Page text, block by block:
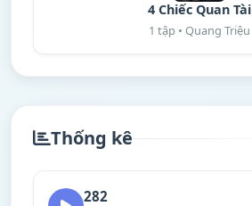
4 Chiếc Quan Tài
1 tập • Quang Triệu
Thống kê
282